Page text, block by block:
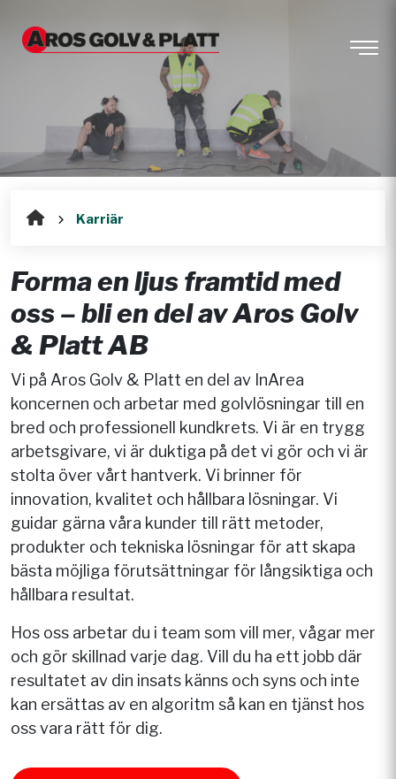
Karriär
Forma en ljus framtid med
oss – bli en del av Aros Golv
& Platt AB
Vi på Aros Golv & Platt en del av InArea
koncernen och arbetar med golvlösningar till en
bred och professionell kundkrets. Vi är en trygg
arbetsgivare, vi är duktiga på det vi gör och vi är
stolta över vårt hantverk. Vi brinner för
innovation, kvalitet och hållbara lösningar. Vi
guidar gärna våra kunder till rätt metoder,
produkter och tekniska lösningar för att skapa
bästa möjliga förutsättningar för långsiktiga och
hållbara resultat.
Hos oss arbetar du i team som vill mer, vågar mer
och gör skillnad varje dag. Vill du ha ett jobb där
resultatet av din insats känns och syns och inte
kan ersättas av en algoritm så kan en tjänst hos
oss vara rätt för dig.